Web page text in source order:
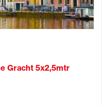
Gracht 5x2,5mtr